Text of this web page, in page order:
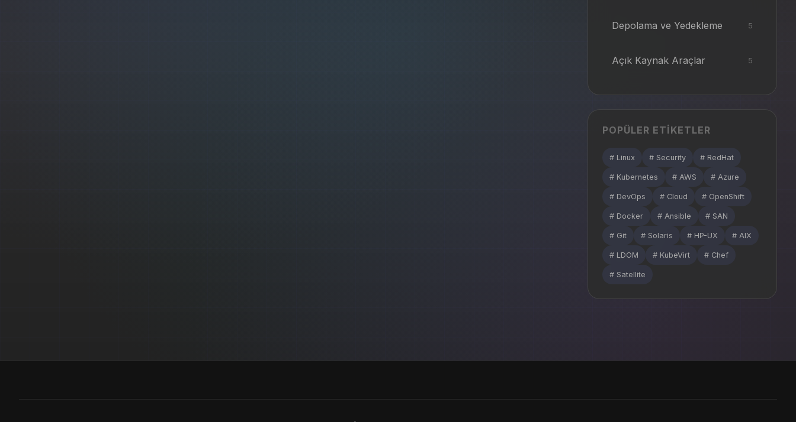
Depolama ve Yedekleme 5
Açık Kaynak Araçlar 5
POPÜLER ETIKETLER
# Linux # Security # RedHat
# Kubernetes # AWS # Azure
# DevOps # Cloud # OpenShift
# Docker # Ansible # SAN
# Git # Solaris # HP-UX # AIX
# LDOM # KubeVirt # Chef
# Satellite